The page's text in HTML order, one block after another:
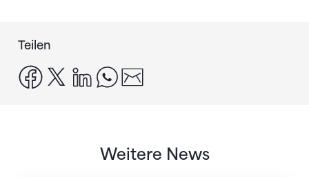
Teilen
facebook
x linkedinwhatsapp
Weitere News